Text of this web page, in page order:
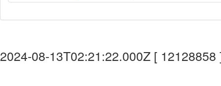
2024-08-13T02:21:22.000Z [ 12128858